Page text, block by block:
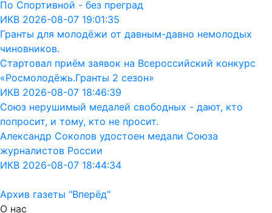
По Спортивной - без преград
ИКВ 2026-08-07 19:01:35
Гранты для молодёжи от давным-давно немолодых
чиновников.
Стартовал приём заявок на Всероссийский конкурс
«Росмолодёжь.Гранты 2 сезон»
ИКВ 2026-08-07 18:46:39
Союз нерушимый медалей свободных - дают, кто
попросит, и тому, кто не просит.
Александр Соколов удостоен медали Союза
журналистов России
ИКВ 2026-08-07 18:44:34
Архив газеты "Вперёд"
О нас